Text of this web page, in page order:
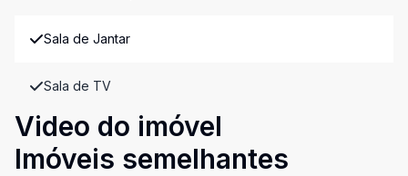
Sala de Jantar
Sala de TV
Video do imóvel
Imóveis semelhantes